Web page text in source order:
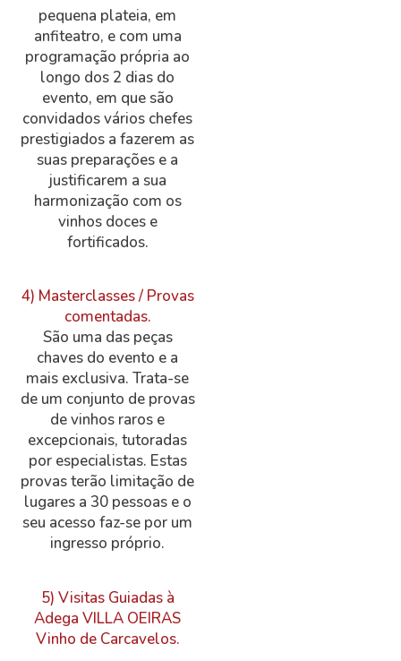
pequena plateia, em
anfiteatro, e com uma
programação própria ao
longo dos 2 dias do
evento, em que são
convidados vários chefes
prestigiados a fazerem as
suas preparações e a
justificarem a sua
harmonização com os
vinhos doces e
fortificados.
4) Masterclasses / Provas
comentadas.
São uma das peças
chaves do evento e a
mais exclusiva. Trata-se
de um conjunto de provas
de vinhos raros e
excepcionais, tutoradas
por especialistas. Estas
provas terão limitação de
lugares a 30 pessoas e o
seu acesso faz-se por um
ingresso próprio.
5) Visitas Guiadas à
Adega VILLA OEIRAS
Vinho de Carcavelos.